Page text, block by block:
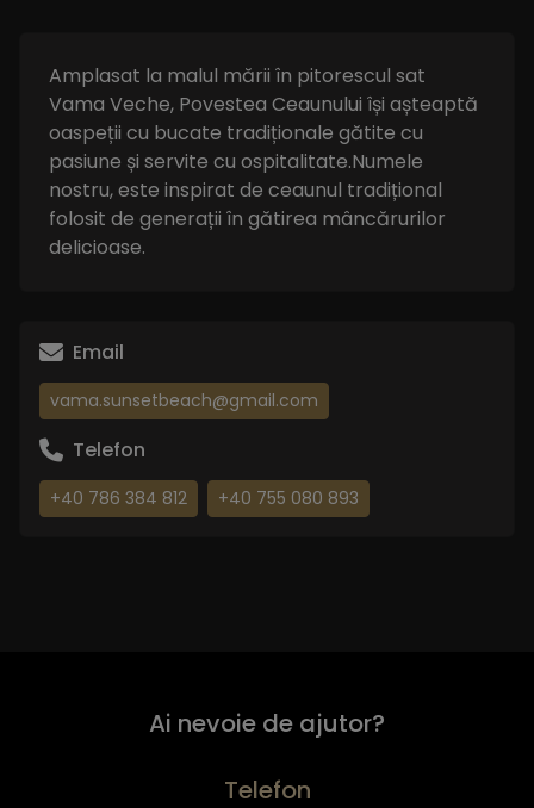
Amplasat la malul mării în pitorescul sat
Vama Veche, Povestea Ceaunului își așteaptă
oaspeții cu bucate tradiționale gătite cu
pasiune și servite cu ospitalitate.Numele
nostru, este inspirat de ceaunul tradițional
folosit de generații în gătirea mâncărurilor
delicioase.
Email
vama.sunsetbeach@gmail.com
Telefon
+40 786 384 812 +40 755 080 893
Ai nevoie de ajutor?
Telefon